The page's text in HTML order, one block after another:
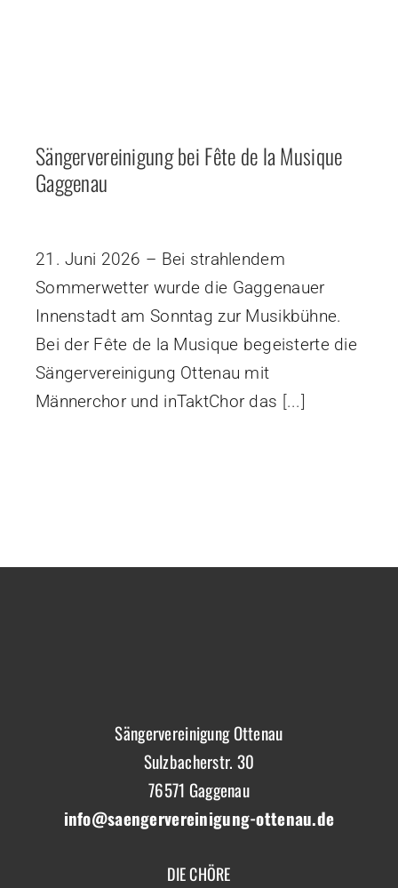
Sängervereinigung bei Fête de la Musique
Gaggenau
21. Juni 2026 – Bei strahlendem
Sommerwetter wurde die Gaggenauer
Innenstadt am Sonntag zur Musikbühne.
Bei der Fête de la Musique begeisterte die
Sängervereinigung Ottenau mit
Männerchor und inTaktChor das [...]
Sängervereinigung Ottenau
Sulzbacherstr. 30
76571 Gaggenau
info@saengervereinigung-ottenau.de
DIE CHÖRE